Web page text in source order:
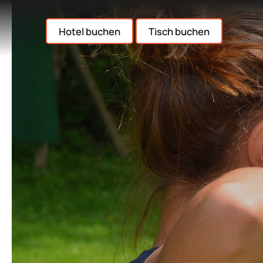
Hotel buchen Tisch buchen